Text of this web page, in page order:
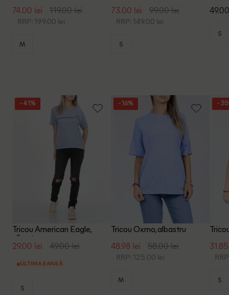
74.00 lei 119.00 lei
RRP: 199.00 lei
M
73.00 lei 99.00 lei
RRP: 149.00 lei
S
S
- 41%
Tricou American Eagle,
albastru
29.00 lei 49.00 lei
ULTIMA ȘANSĂ
S
- 16%
Tricou Oxmo, albastru
48.98 lei 58.00 lei
RRP: 125.00 lei
M
-
S